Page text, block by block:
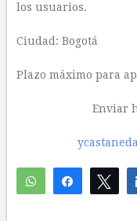
los usuarios.
Ciudad: Bogotá
Plazo máximo para
Enviar
WhatsAppCompartir